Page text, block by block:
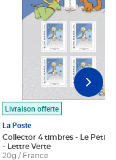
Livraison offerte
La Poste
Collector 4 timbres - Le Petit
- Lettre Verte
20g / France